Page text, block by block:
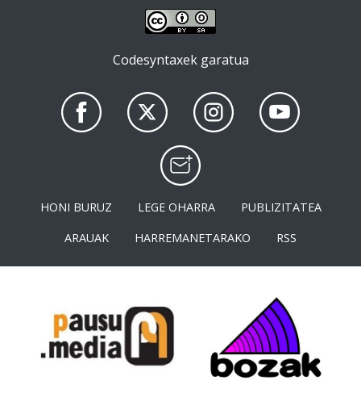
Codesyntaxek garatua
HONI BURUZ LEGE OHARRA
PUBLIZITATEA
ARAUAK
HARREMANETARAKO RSS